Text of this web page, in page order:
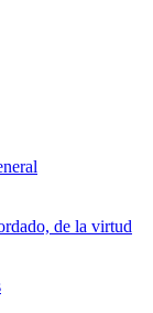
de la virtud